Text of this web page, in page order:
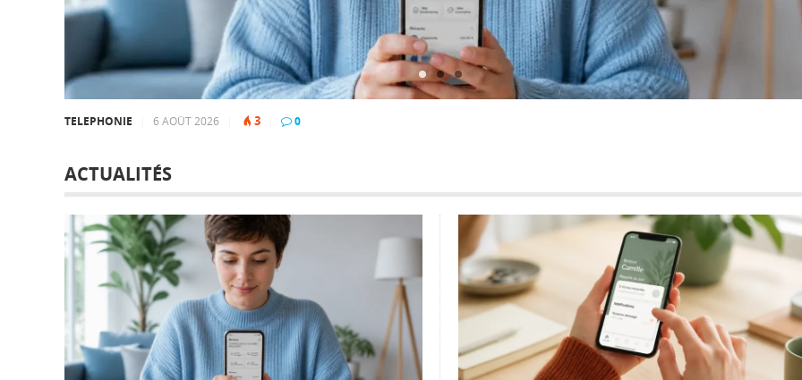
TELEPHONIE 6 AOÛT 2026 3 0
ACTUALITÉS